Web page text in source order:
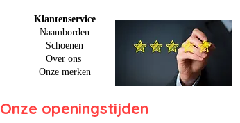
Klantenservice
Naamborden
Schoenen
Over ons
Onze merken
Onze openingstijden